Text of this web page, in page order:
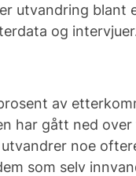
utvandring blant
og
av
har gått ned over
noe
som selv